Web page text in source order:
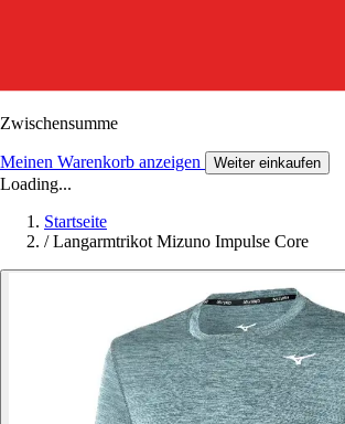
Zwischensumme
Meinen Warenkorb anzeigen Weiter einkaufen
Loading...
Startseite
/ Langarmtrikot Mizuno Impulse Core